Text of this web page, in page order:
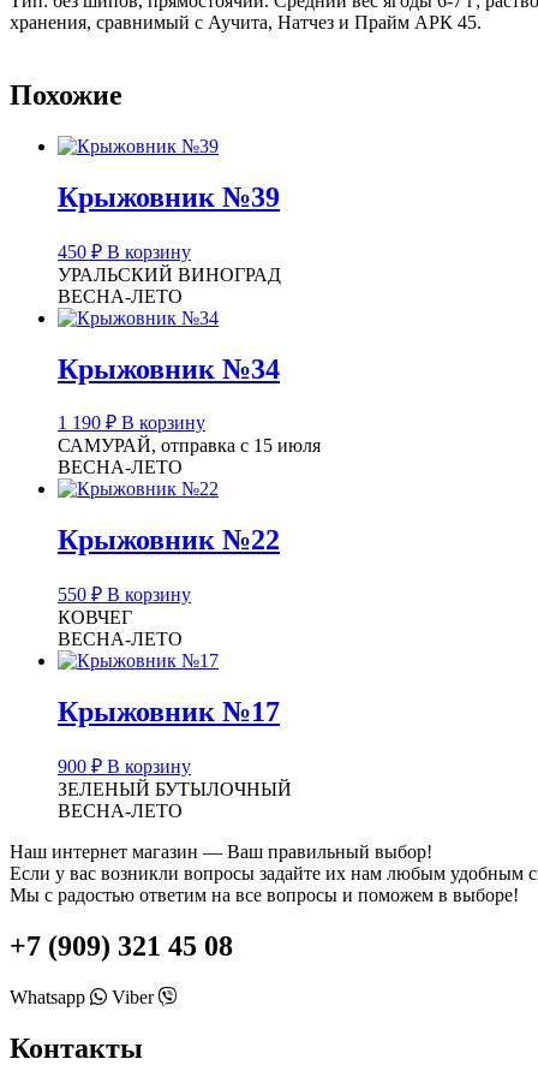
хранения, сравнимый с Аучита, Натчез и Прайм АРК 45.
Похожие
Крыжовник №39
450 ₽ В корзину
УРАЛЬСКИЙ ВИНОГРАД
ВЕСНА-ЛЕТО
Крыжовник №34
1 190 ₽ В корзину
САМУРАЙ, отправка с 15 июля
ВЕСНА-ЛЕТО
Крыжовник №22
550 ₽ В корзину
КОВЧЕГ
ВЕСНА-ЛЕТО
Крыжовник №17
900 ₽ В корзину
ЗЕЛЕНЫЙ БУТЫЛОЧНЫЙ
ВЕСНА-ЛЕТО
Наш интернет магазин — Ваш правильный выбор!
Если у вас возникли вопросы задайте их нам любым удобным
Мы с радостью ответим на все вопросы и поможем в выборе!
+7 (909) 321 45 08
Whatsapp Viber
Контакты